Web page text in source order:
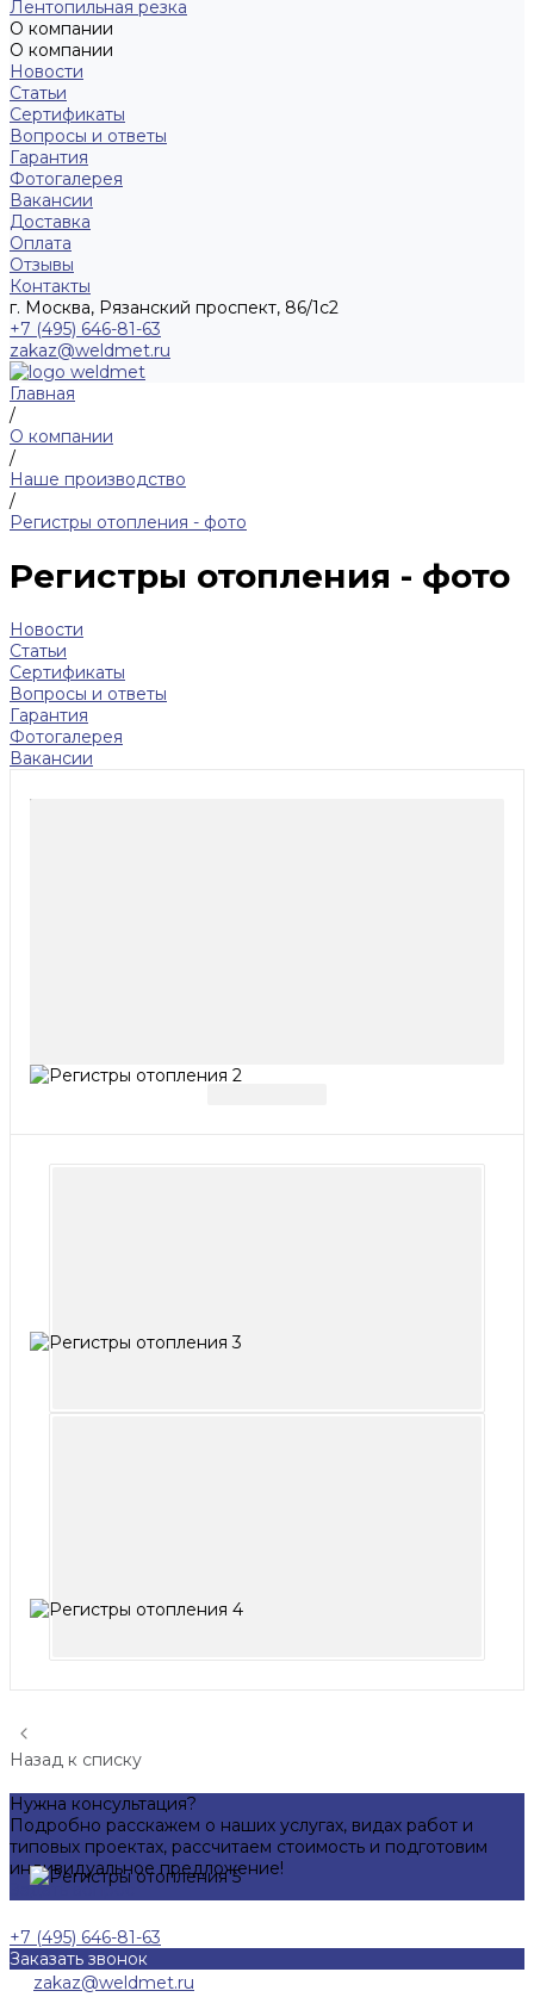
Лентопильная резка
О компании
О компании
Новости
Статьи
Сертификаты
Вопросы и ответы
Гарантия
Фотогалерея
Вакансии
Доставка
Оплата
Отзывы
Контакты
г. Москва, Рязанский проспект, 86/1с2
+7 (495) 646-81-63
zakaz@weldmet.ru
Главная
/
О компании
/
Наше производство
/
Регистры отопления - фото
Регистры отопления - фото
Новости
Статьи
Сертификаты
Вопросы и ответы
Гарантия
Фотогалерея
Вакансии
Назад к списку
Нужна консультация?
Подробно расскажем о наших услугах, видах работ и
типовых проектах, рассчитаем стоимость и подготовим
индивидуальное предложение!
Задать вопрос
+7 (495) 646-81-63
Заказать звонок
zakaz@weldmet.ru